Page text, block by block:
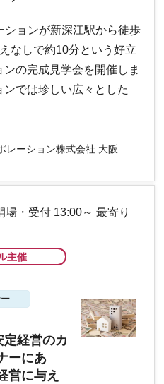
貸マンシ
ョンが新深江駅から徒歩
なしで約10分という好立
の完成見学会を開催しま
では珍しい広々とした
レーション株式会社 大阪
場・受付 13:00～ 最寄り
主催
定経営のカ
ーにあ
営に与え